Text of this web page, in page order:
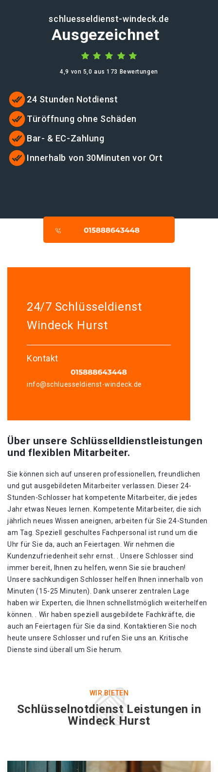
schluesseldienst-windeck.de
Ausgezeichnet
4,9 von 5,0 aus 173 Bewertungen
24 Stunden Notdienst
Türöffnung ohne Schäden
Bar- & EC-Zahlung
Innerhalb von 30Minuten vor Ort
24/7 Schlüsseldienst
Windeck Hurst
Kontakt
info@schluesseldienst-windeck.de
Über unsere Schlüsselldienstleistungen
und flexiblen Mitarbeiter.
Sie können sich auf unseren professionellen, freundlichen
und gut ausgebildeten Mitarbeiter verlassen. Dieser 24-
Stunden-Schlosser hat kompetente Mitarbeiter, die jedes
Jahr etwas Neues lernen. Kompetente Mitarbeiter, die sich
jährlich neues Wissen aneignen, arbeiten für Sie 24-Stunden
am Tag. Speziell geschultes Fachpersonal ist rund um die
Uhr für Sie da, auch an Feiertagen. Wir nehmen die
Kundenzufriedenheit sehr ernst. . Unsere Schlosser sind
immer bereit, Ihnen zu helfen, wenn Sie sie brauchen!
Unsere sachkundigen Schlosser helfen Ihnen innerhalb von
Minuten (15-25 Minuten). Dank unserer zentralen Lage
haben wir Experten, die Ihnen schnellstmöglich weiterhelfen
können. . Wir haben speziell ausgebildete Fachkräfte, die
auch an Feiertagen für Sie da sind. Kontaktieren Sie noch
heute unsere Schlosser und rufen Sie uns an. Kritische
Dienste sind überall um Sie herum.
WIR BIETEN
Schlüsselnotdienst Leistungen in
Windeck Hurst